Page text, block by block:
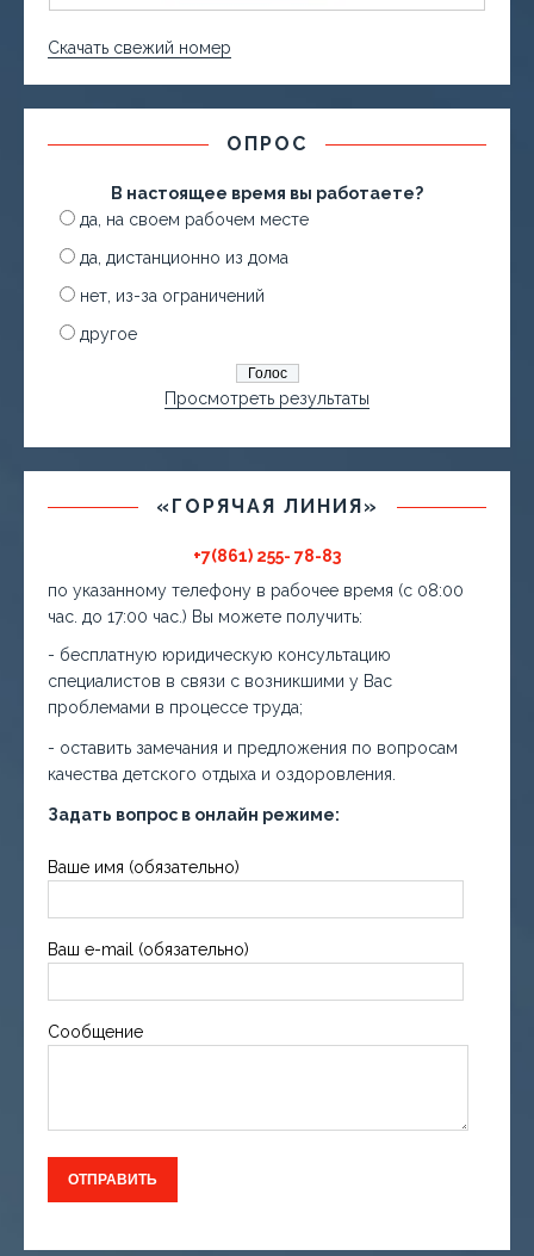
Скачать свежий номер
ОПРОС
В настоящее время вы работаете?
да, на своем рабочем месте
да, дистанционно из дома
нет, из-за ограничений
другое
Просмотреть результаты
«ГОРЯЧАЯ ЛИНИЯ»
+7(861) 255- 78-83
по указанному телефону в рабочее время (с 08:00
час. до 17:00 час.) Вы можете получить:
- бесплатную юридическую консультацию
специалистов в связи с возникшими у Вас
проблемами в процессе труда;
- оставить замечания и предложения по вопросам
качества детского отдыха и оздоровления.
Задать вопрос в онлайн режиме:
Ваше имя (обязательно)
Ваш e-mail (обязательно)
Сообщение